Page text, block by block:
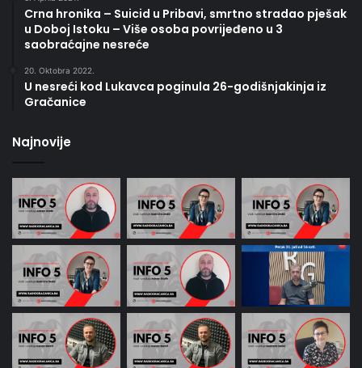
Crna hronika – Suicid u Pribavi, smrtno stradao pješak
u Doboj Istoku – Više osoba povrijeđeno u 3
saobraćajne nesreće
20. Oktobra 2022.
U nesreći kod Lukavca poginula 26-godišnjakinja iz
Gračanice
Najnovije